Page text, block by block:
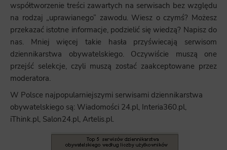
współtworzenie treści zawartych na serwisach bez względu
na rodzaj „uprawianego” zawodu. Wiesz o czymś? Możesz
przekazać istotne informacje, podzielić się wiedzą? Napisz do
nas. Mniej więcej takie hasła przyświecają serwisom
dziennikarstwa obywatelskiego. Oczywiście muszą one
przejść selekcje, czyli muszą zostać zaakceptowane przez
moderatora.
W Polsce najpopularniejszymi serwisami dziennikarstwa
obywatelskiego są: Wiadomości 24.pl, Interia360.pl,
iThink.pl, Salon24.pl, Artelis.pl.